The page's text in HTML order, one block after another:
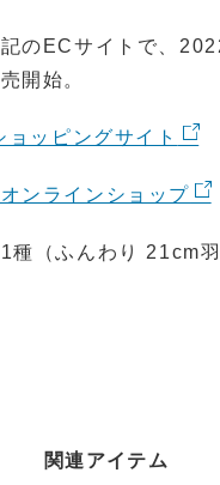
記のECサイトで、
開始。
ョッピングサイト
ンラインショップ
1種（ふんわり 21cm
関連アイテム